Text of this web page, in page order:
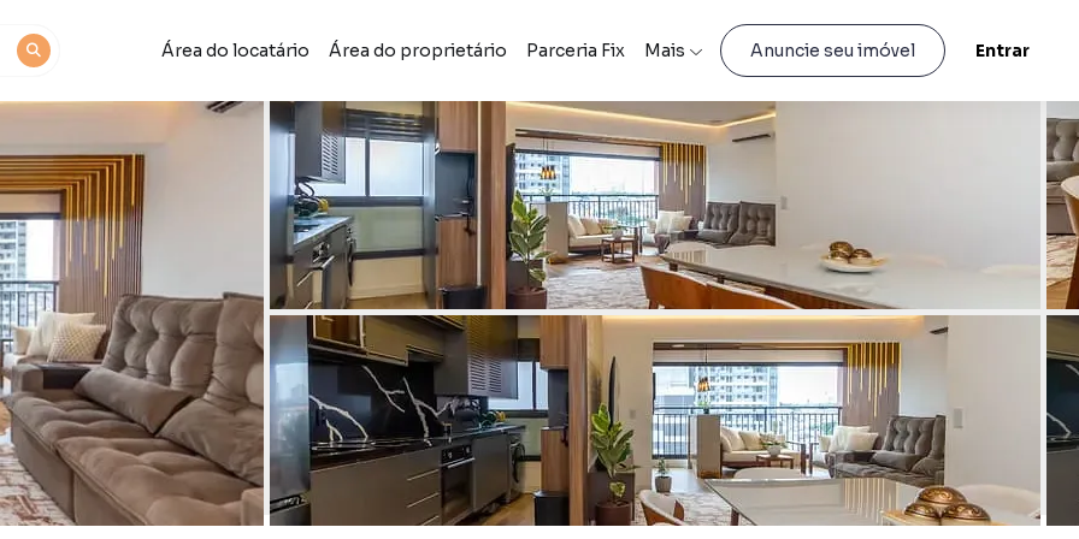
Área do locatário Área do proprietário Parceria Fix Mais Anuncie seu imóvel Entrar